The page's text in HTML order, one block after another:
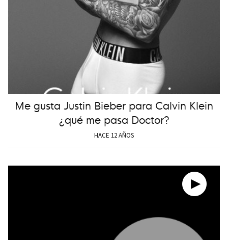
Me gusta Justin Bieber para Calvin Klein
¿qué me pasa Doctor?
HACE 12 AÑOS